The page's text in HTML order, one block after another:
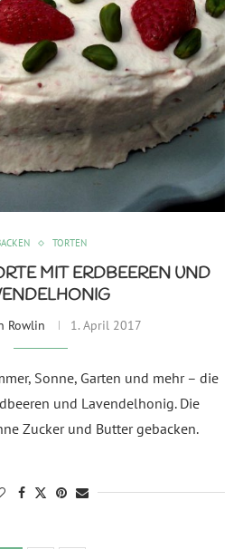
TORTEN
MIT ERDBEEREN UND
Rowlin 1. April 2017
Sonne, Garten und mehr – die
und Lavendelhonig. Die
Zucker und Butter gebacken.